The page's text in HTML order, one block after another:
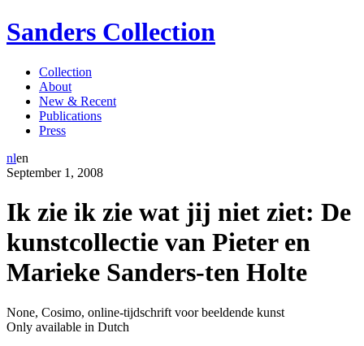
Sanders Collection
Collection
About
New & Recent
Publications
Press
nlen
September 1 , 2008
Ik zie ik zie wat jij niet ziet: De
kunstcollectie van Pieter en
Marieke Sanders-ten Holte
None, Cosimo, online-tijdschrift voor beeldende kunst
Only available in Dutch